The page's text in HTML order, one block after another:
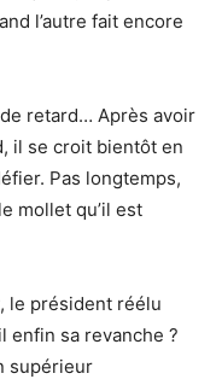
l’autre fait encore
retard… Après avoir
il se croit bientôt en
Pas longtemps,
mollet qu’il est
le président réélu
enfin sa revanche ?
supérieur